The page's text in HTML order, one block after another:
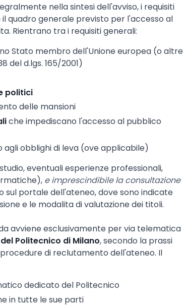
nella sintesi dell'avviso, i requisiti
quadro generale previsto per l'accesso al
Rientrano tra i requisiti generali:
Stato membro dell'Unione europea (o altre
del d.lgs. 165/2001)
politici
delle mansioni
che impediscano l'accesso al pubblico
agli obblighi di leva (ove applicabile)
eventuali esperienze professionali,
e imprescindibile la consultazione
portale dell'ateneo, dove sono indicate
e le modalita di valutazione dei titoli.
avviene esclusivamente per via telematica
Politecnico di Milano, secondo la prassi
di reclutamento dell'ateneo. Il
dedicato del Politecnico
in tutte le sue parti